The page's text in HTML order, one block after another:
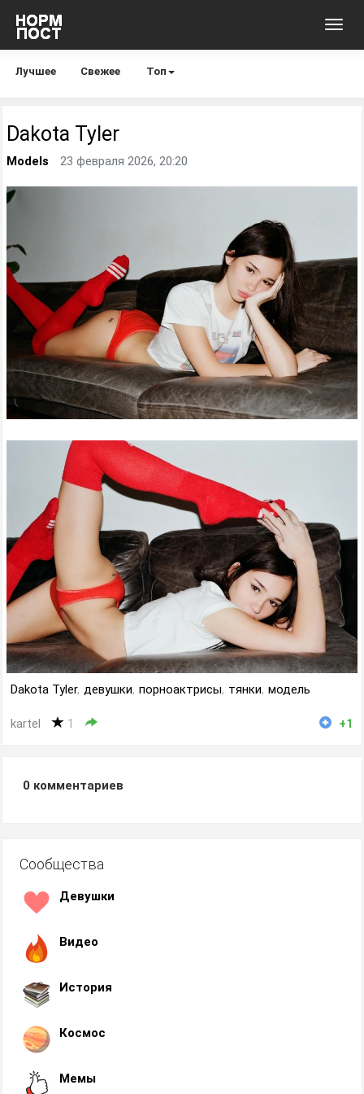
Лучшее Свежее Топ
Dakota Tyler
Models 23 февраля 2026, 20:20
Dakota Tyler, девушки, порноактрисы, тянки, модель
kartel 1 +1
0 комментариев
Сообщества
Девушки
Видео
История
Космос
Мемы